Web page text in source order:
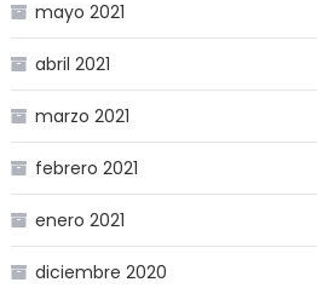
mayo 2021
abril 2021
marzo 2021
febrero 2021
enero 2021
diciembre 2020